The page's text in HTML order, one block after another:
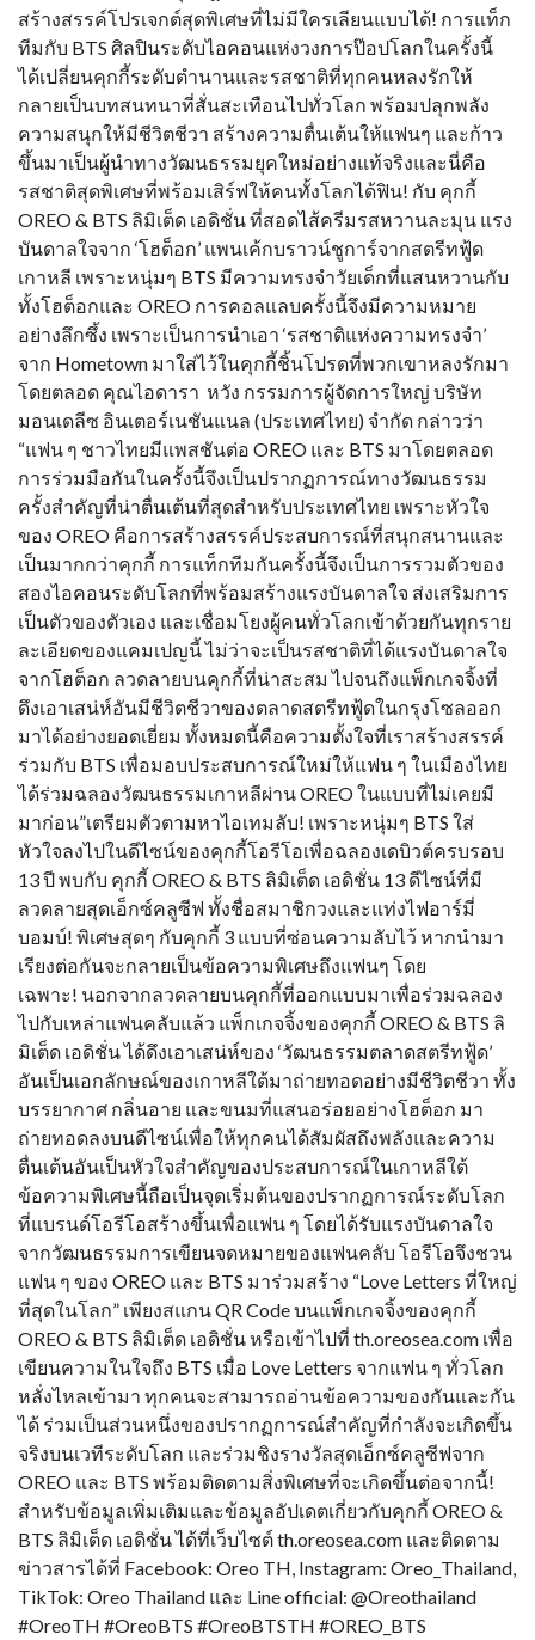
สร้างสรรค์โปรเจกต์สุดพิเศษที่ไม่มีใครเลียนแบบได้! การแท็ก
ทีมกับ BTS ศิลปินระดับไอคอนแห่งวงการป๊อปโลกในครั้งนี้
ได้เปลี่ยนคุกกี้ระดับตำนานและรสชาติที่ทุกคนหลงรักให้
กลายเป็นบทสนทนาที่สั่นสะเทือนไปทั่วโลก พร้อมปลุกพลัง
ความสนุกให้มีชีวิตชีวา สร้างความตื่นเต้นให้แฟนๆ และก้าว
ขึ้นมาเป็นผู้นำทางวัฒนธรรมยุคใหม่อย่างแท้จริงและนี่คือ
รสชาติสุดพิเศษที่พร้อมเสิร์ฟให้คนทั้งโลกได้ฟิน! กับ คุกกี้
OREO & BTS ลิมิเต็ด เอดิชั่น ที่สอดไส้ครีมรสหวานละมุน แรง
บันดาลใจจาก ‘โฮต็อก’ แพนเค้กบราวน์ชูการ์จากสตรีทฟู้ด
เกาหลี เพราะหนุ่มๆ BTS มีความทรงจำวัยเด็กที่แสนหวานกับ
ทั้งโฮต็อกและ OREO การคอลแลบครั้งนี้จึงมีความหมาย
อย่างลึกซึ้ง เพราะเป็นการนำเอา ‘รสชาติแห่งความทรงจำ’
จาก Hometown มาใส่ไว้ในคุกกี้ชิ้นโปรดที่พวกเขาหลงรักมา
โดยตลอด คุณไอดารา หวัง กรรมการผู้จัดการใหญ่ บริษัท
มอนเดลีซ อินเตอร์เนชันแนล (ประเทศไทย) จำกัด กล่าวว่า
“แฟน ๆ ชาวไทยมีแพสชันต่อ OREO และ BTS มาโดยตลอด
การร่วมมือกันในครั้งนี้จึงเป็นปรากฏการณ์ทางวัฒนธรรม
ครั้งสำคัญที่น่าตื่นเต้นที่สุดสำหรับประเทศไทย เพราะหัวใจ
ของ OREO คือการสร้างสรรค์ประสบการณ์ที่สนุกสนานและ
เป็นมากกว่าคุกกี้ การแท็กทีมกันครั้งนี้จึงเป็นการรวมตัวของ
สองไอคอนระดับโลกที่พร้อมสร้างแรงบันดาลใจ ส่งเสริมการ
เป็นตัวของตัวเอง และเชื่อมโยงผู้คนทั่วโลกเข้าด้วยกันทุกราย
ละเอียดของแคมเปญนี้ ไม่ว่าจะเป็นรสชาติที่ได้แรงบันดาลใจ
จากโฮต็อก ลวดลายบนคุกกี้ที่น่าสะสม ไปจนถึงแพ็กเกจจิ้งที่
ดึงเอาเสน่ห์อันมีชีวิตชีวาของตลาดสตรีทฟู้ดในกรุงโซลออก
มาได้อย่างยอดเยี่ยม ทั้งหมดนี้คือความตั้งใจที่เราสร้างสรรค์
ร่วมกับ BTS เพื่อมอบประสบการณ์ใหม่ให้แฟน ๆ ในเมืองไทย
ได้ร่วมฉลองวัฒนธรรมเกาหลีผ่าน OREO ในแบบที่ไม่เคยมี
มาก่อน”เตรียมตัวตามหาไอเทมลับ! เพราะหนุ่มๆ BTS ใส่
หัวใจลงไปในดีไซน์ของคุกกี้โอรีโอเพื่อฉลองเดบิวต์ครบรอบ
13 ปี พบกับ คุกกี้ OREO & BTS ลิมิเต็ด เอดิชั่น 13 ดีไซน์ที่มี
ลวดลายสุดเอ็กซ์คลูซีฟ ทั้งชื่อสมาชิกวงและแท่งไฟอาร์มี่
บอมบ์! พิเศษสุดๆ กับคุกกี้ 3 แบบที่ซ่อนความลับไว้ หากนำมา
เรียงต่อกันจะกลายเป็นข้อความพิเศษถึงแฟนๆ โดย
เฉพาะ! นอกจากลวดลายบนคุกกี้ที่ออกแบบมาเพื่อร่วมฉลอง
ไปกับเหล่าแฟนคลับแล้ว แพ็กเกจจิ้งของคุกกี้ OREO & BTS ลิ
มิเต็ด เอดิชั่น ได้ดึงเอาเสน่ห์ของ ‘วัฒนธรรมตลาดสตรีทฟู้ด’
อันเป็นเอกลักษณ์ของเกาหลีใต้มาถ่ายทอดอย่างมีชีวิตชีวา ทั้ง
บรรยากาศ กลิ่นอาย และขนมที่แสนอร่อยอย่างโฮต็อก มา
ถ่ายทอดลงบนดีไซน์เพื่อให้ทุกคนได้สัมผัสถึงพลังและความ
ตื่นเต้นอันเป็นหัวใจสำคัญของประสบการณ์ในเกาหลีใต้
ข้อความพิเศษนี้ถือเป็นจุดเริ่มต้นของปรากฏการณ์ระดับโลก
ที่แบรนด์โอรีโอสร้างขึ้นเพื่อแฟน ๆ โดยได้รับแรงบันดาลใจ
จากวัฒนธรรมการเขียนจดหมายของแฟนคลับ โอรีโอจึงชวน
แฟน ๆ ของ OREO และ BTS มาร่วมสร้าง “Love Letters ที่ใหญ่
ที่สุดในโลก” เพียงสแกน QR Code บนแพ็กเกจจิ้งของคุกกี้
OREO & BTS ลิมิเต็ด เอดิชั่น หรือเข้าไปที่ th.oreosea.com เพื่อ
เขียนความในใจถึง BTS เมื่อ Love Letters จากแฟน ๆ ทั่วโลก
หลั่งไหลเข้ามา ทุกคนจะสามารถอ่านข้อความของกันและกัน
ได้ ร่วมเป็นส่วนหนึ่งของปรากฏการณ์สำคัญที่กำลังจะเกิดขึ้น
จริงบนเวทีระดับโลก และร่วมชิงรางวัลสุดเอ็กซ์คลูซีฟจาก
OREO และ BTS พร้อมติดตามสิ่งพิเศษที่จะเกิดขึ้นต่อจากนี้!
สำหรับข้อมูลเพิ่มเติมและข้อมูลอัปเดตเกี่ยวกับคุกกี้ OREO &
BTS ลิมิเต็ด เอดิชั่น ได้ที่เว็บไซต์ th.oreosea.com และติดตาม
ข่าวสารได้ที่ Facebook: Oreo TH, Instagram: Oreo_Thailand,
TikTok: Oreo Thailand และ Line official: @Oreothailand
#OreoTH #OreoBTS #OreoBTSTH #OREO_BTS